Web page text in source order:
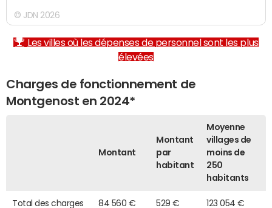
© JDN 2026
Les villes où les dépenses de personnel sont les plus
élevées
Charges de fonctionnement de
Montgenost en 2024*
Montant
Montant
par
habitant
Moyenne
villages de
moins de
250
habitants
Total des charges
84 560 € 529 € 123 054 €